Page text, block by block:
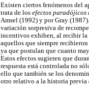
Existen ciertos fenómenos del
trata de los efectos paradójicos
Amsel (1992) y por Gray (1987).
variación sorpresiva de
incentivos exhiben, al recibir la
aquellos que siempre
ya que postulan que cuanto
Estos efectos sugieren que
respuesta está controlada no
ello que también se los
otro relativo a la historia previa